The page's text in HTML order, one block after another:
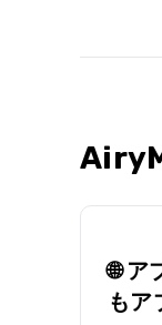
🌐
もア